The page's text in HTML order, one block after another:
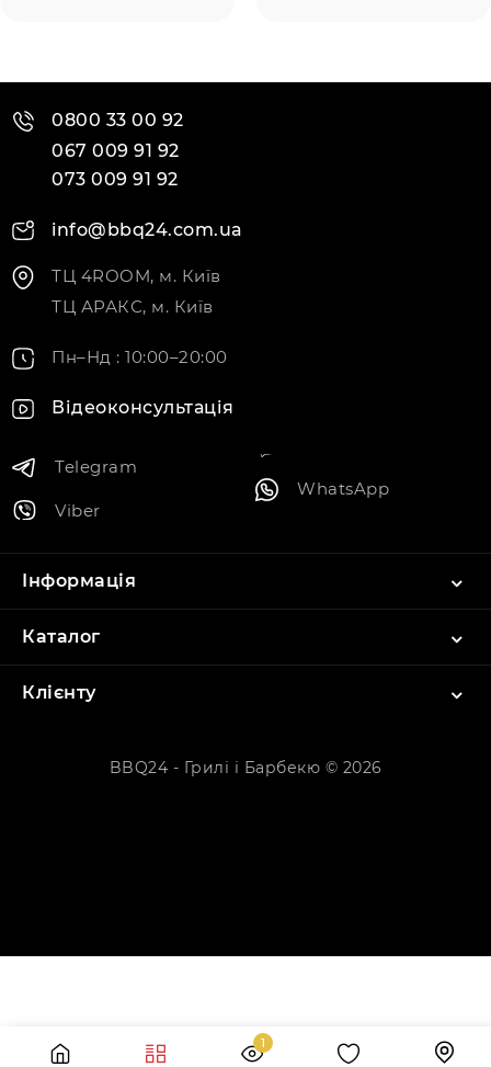
1
0800 33 00 92
067 009 91 92
073 009 91 92
info@bbq24.com.ua
ТЦ 4ROOM, м. Київ
ТЦ АРАКС, м. Київ
Пн–Нд : 10:00–20:00
Відеоконсультація
Telegram
Viber
WhatsApp
Інформація
Каталог
Клієнту
BBQ24 - Грилі і Барбекю © 2026